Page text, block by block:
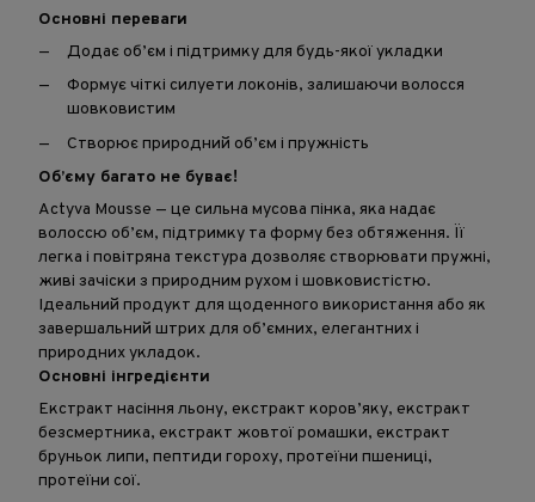
Основні переваги
Додає об’єм і підтримку для будь-якої укладки
Формує чіткі силуети локонів, залишаючи волосся
шовковистим
Створює природний об’єм і пружність
Об’єму багато не буває!
Actyva Mousse — це сильна мусова пінка, яка надає
волоссю об’єм, підтримку та форму без обтяження. Її
легка і повітряна текстура дозволяє створювати пружні,
живі зачіски з природним рухом і шовковистістю.
Ідеальний продукт для щоденного використання або як
завершальний штрих для об’ємних, елегантних і
природних укладок.
Основні інгредієнти
Екстракт насіння льону, екстракт коров’яку, екстракт
безсмертника, екстракт жовтої ромашки, екстракт
бруньок липи, пептиди гороху, протеїни пшениці,
протеїни сої.